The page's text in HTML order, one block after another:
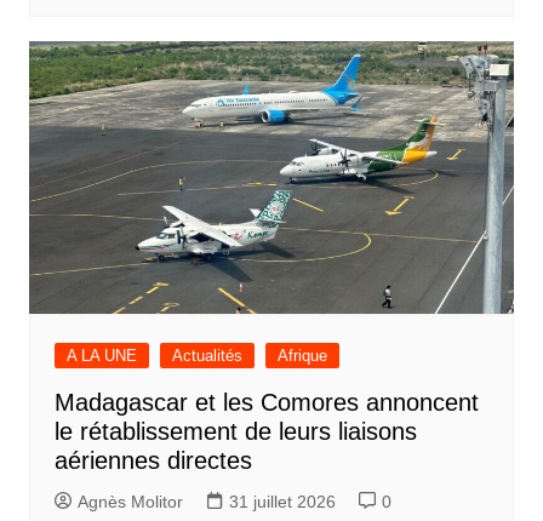
A LA UNE Actualités Afrique
Madagascar et les Comores annoncent
le rétablissement de leurs liaisons
aériennes directes
Agnès Molitor 31 juillet 2026 0